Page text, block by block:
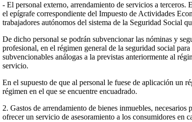
- El personal externo, arrendamiento de servicios a terceros.
el epígrafe correspondiente del Impuesto de Actividades
trabajadores autónomos del sistema de la Seguridad Social
De dicho personal se podrán subvencionar las nóminas y
profesional, en el régimen general de la seguridad social
subvencionables análogas a la previstas anteriormente al
servicio.
En el supuesto de que al personal le fuese de aplicación un
régimen en el que se encuentre encuadrado.
2. Gastos de arrendamiento de bienes inmuebles,
ofrecer un servicio de asesoramiento a los consumidores en